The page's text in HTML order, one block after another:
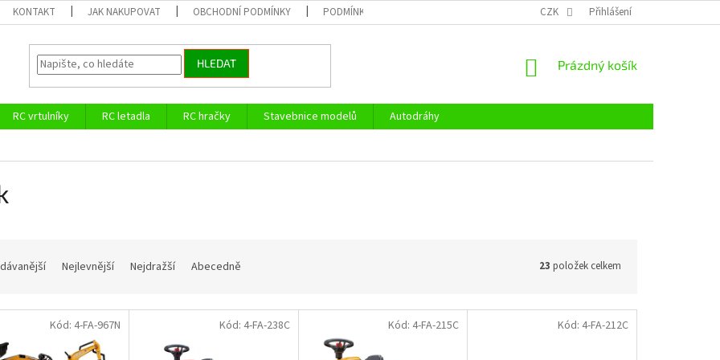
KONTAKT JAK NAKUPOVAT OBCHODNÍ PODMÍNKY PODMÍNKY OCHRANY OSOBNÍCH ÚDAJŮ CENÍK DOPRAVY
CZK Přihlášení
HLEDAT
NÁKUPNÍ
Prázdný košík
RC vrtulníky RC letadla RC hračky Stavebnice modelů
Autodráhy
Nejlevnější Nejdražší Abecedně 23 položek celkem
Kód: 4-FA-967N Kód: 4-FA-238C Kód: 4-FA-215C Kód: 4-FA-212C